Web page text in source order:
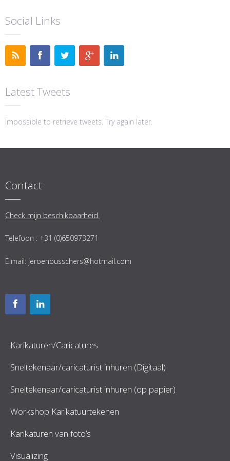
Social Links
Latest Tweets
Impossible to retrieve tweets. Try again later.
Contact
Check mijn beschikbaarheid.
Telefoon : +31 (0)650973271
E.mail: jeroenbusschers@hotmail.com
Karikaturen/Caricatures
Sneltekenaar/caricaturist inhuren (Digitaal)
Sneltekenaar/caricaturist inhuren (op papier)
Workshop Karikatuurtekenen
Karikaturen van foto’s
Visualizing